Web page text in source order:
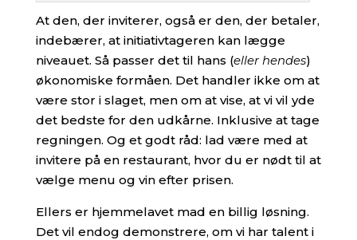
At den, der inviterer, også er den, der betaler,
indebærer, at initiativtageren kan lægge
niveauet. Så passer det til hans (eller hendes)
økonomiske formåen. Det handler ikke om at
være stor i slaget, men om at vise, at vi vil yde
det bedste for den udkårne. Inklusive at tage
regningen. Og et godt råd: lad være med at
invitere på en restaurant, hvor du er nødt til at
vælge menu og vin efter prisen.
Ellers er hjemmelavet mad en billig løsning.
Det vil endog demonstrere, om vi har talent i